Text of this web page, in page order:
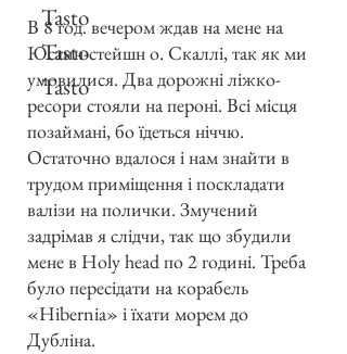
В 8 год. вечером ждав на мене на
Юстин-стейшн о. Скаллі, так як ми
умовилися. Два дорожні ліжко-
ресори стояли на пероні. Всі місця
позаймані, бо їдеться ніччю.
Остаточно вдалося і нам знайти в
трудом приміщення і поскладати
валізи на полички. Змучений
задрімав я слідчи, так що збудили
мене в Holy head по 2 годині. Треба
було пересідати на корабель
«Hibernia» і їхати морем до
Дубліна.
Tasto
Tasto
Tasto